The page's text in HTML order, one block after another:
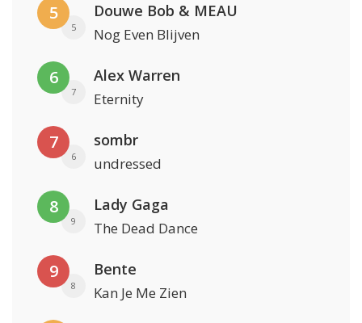
5
5
Douwe Bob & MEAU
Nog Even Blijven
6
7
Alex Warren
Eternity
7
6
sombr
undressed
8
9
Lady Gaga
The Dead Dance
9
8
Bente
Kan Je Me Zien